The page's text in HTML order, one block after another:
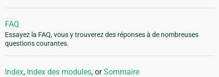
FAQ
Essayez la FAQ, vous y trouverez des réponses à de nombreuses
questions courantes.
Index, Index des modules, orSommaire